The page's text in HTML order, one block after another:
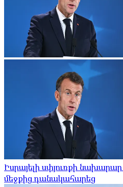
Իսրայելի սփյուռքի
մեջքից դանակահարեց